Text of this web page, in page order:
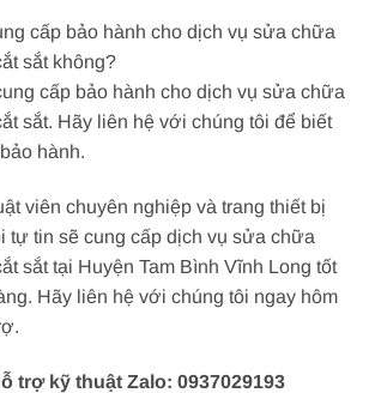
cấp bảo hành cho dịch vụ sửa chữa
sắt không?
cấp bảo hành cho dịch vụ sửa chữa
sắt. Hãy liên hệ với chúng tôi để biết
hành.
viên chuyên nghiệp và trang thiết bị
tự tin sẽ cung cấp dịch vụ sửa chữa
sắt tại Huyện Tam Bình Vĩnh Long tốt
Hãy liên hệ với chúng tôi ngay hôm
trợ kỹ thuật Zalo: 0937029193